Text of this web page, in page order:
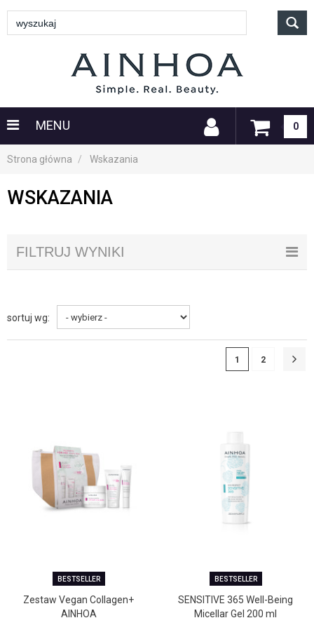
MENU 0
Strona główna Wskazania
WSKAZANIA
FILTRUJ WYNIKI
sortuj wg:
1 2
BESTSELLER
Zestaw Vegan Collagen+
AINHOA
BESTSELLER
SENSITIVE 365 Well-Being
Micellar Gel 200 ml